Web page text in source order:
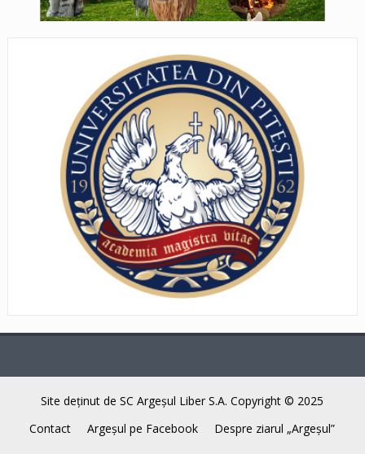
Site deţinut de SC Argeşul Liber S.A. Copyright © 2025
Contact
Argeşul pe Facebook Despre ziarul „Argeşul”